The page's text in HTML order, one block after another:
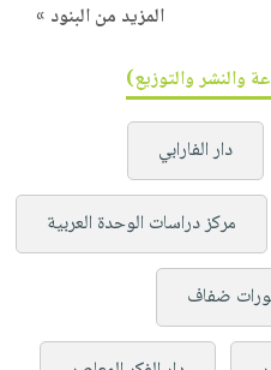
المزيد من البنود »
والنشر والتوزيع)
دار الفارابي
مركز دراسات الوحدة العربية
ضفاف